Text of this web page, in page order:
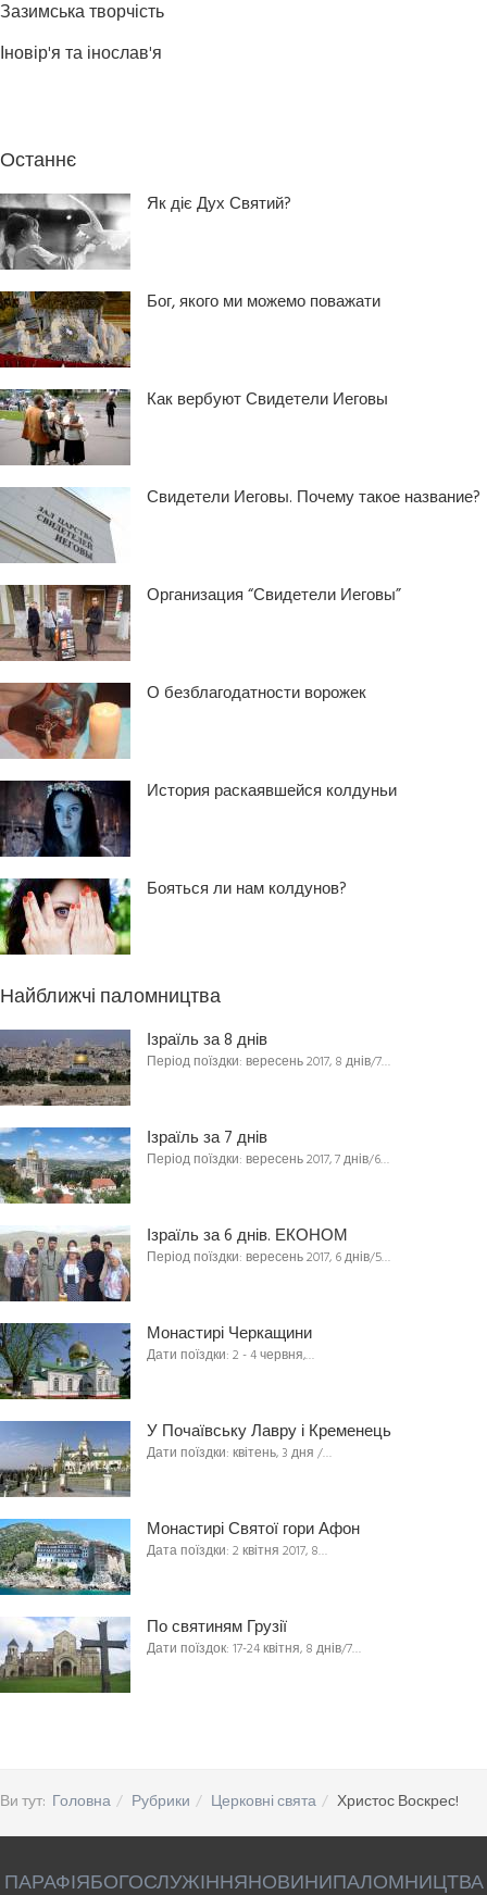
Зазимська творчість
Іновір'я та інослав'я
Останнє
Як діє Дух Святий?
Бог, якого ми можемо поважати
Как вербуют Свидетели Иеговы
Свидетели Иеговы. Почему такое название?
Организация “Свидетели Иеговы”
О безблагодатности ворожек
История раскаявшейся колдуньи
Бояться ли нам колдунов?
Найближчі паломництва
Ізраїль за 8 днів
Період поїздки: вересень 2017, 8 днів/7…
Ізраїль за 7 днів
Період поїздки: вересень 2017, 7 днів/6…
Ізраїль за 6 днів. ЕКОНОМ
Період поїздки: вересень 2017, 6 днів/5…
Монастирі Черкащини
Дати поїздки: 2 - 4 червня,…
У Почаївську Лавру і Кременець
Дати поїздки: квітень, 3 дня /…
Монастирі Святої гори Афон
Дата поїздки: 2 квітня 2017, 8…
По святиням Грузії
Дати поїздок: 17-24 квітня, 8 днів/7…
Ви тут: Головна Рубрики Церковні свята Христос Воскрес!
ПАРАФІЯБОГОСЛУЖІННЯНОВИНИПАЛОМНИЦТВА